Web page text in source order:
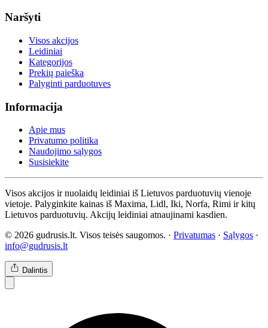
Naršyti
Visos akcijos
Leidiniai
Kategorijos
Prekių paieška
Palyginti parduotuves
Informacija
Apie mus
Privatumo politika
Naudojimo sąlygos
Susisiekite
Visos akcijos ir nuolaidų leidiniai iš Lietuvos parduotuvių vienoje
vietoje. Palyginkite kainas iš Maxima, Lidl, Iki, Norfa, Rimi ir kitų
Lietuvos parduotuvių. Akcijų leidiniai atnaujinami kasdien.
© 2026 gudrusis.lt. Visos teisės saugomos. · Privatumas · Sąlygos ·
info@gudrusis.lt
Dalintis